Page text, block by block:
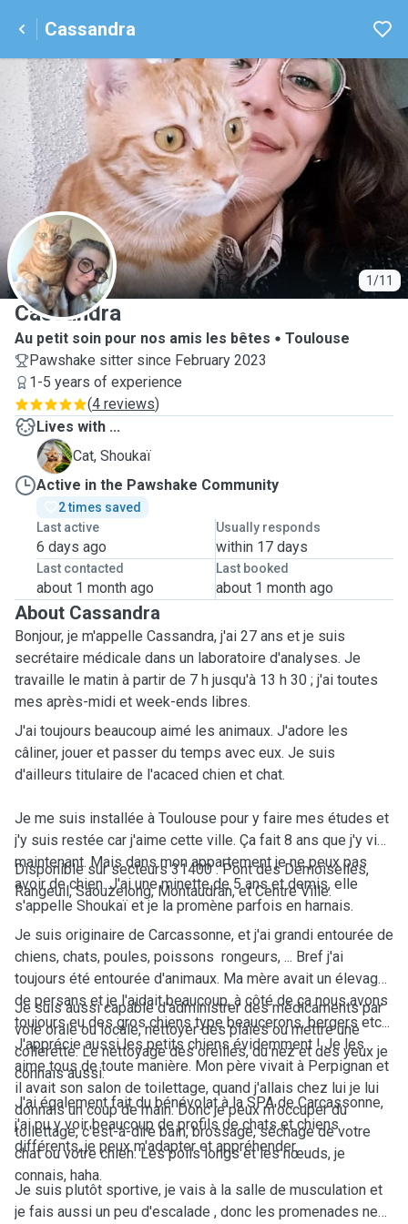
Cassandra
1/11
C
Cassandra
Au petit soin pour nos amis les bêtes
Toulouse
Pawshake sitter since February 2023
1-5 years of experience
(4 reviews)
Lives with ...
S
Cat, Shoukaï
Active in the Pawshake Community
2 times saved
Last active
6 days ago
Usually responds
within 17 days
Last contacted
about 1 month ago
Last booked
about 1 month ago
About Cassandra
Bonjour, je m'appelle Cassandra, j'ai 27 ans et je suis
secrétaire médicale dans un laboratoire d'analyses. Je
travaille le matin à partir de 7 h jusqu'à 13 h 30 ; j'ai toutes
mes après-midi et week-ends libres.
J'ai toujours beaucoup aimé les animaux. J'adore les
câliner, jouer et passer du temps avec eux. Je suis
d'ailleurs titulaire de l'acaced chien et chat.
Je me suis installée à Toulouse pour y faire mes études et
j'y suis restée car j'aime cette ville. Ça fait 8 ans que j'y vis
maintenant. Mais dans mon appartement je ne peux pas
avoir de chien. J'ai une minette de 5 ans et demis, elle
s'appelle Shoukaï et je la promène parfois en harnais.
Disponible sur secteurs 31400 : Pont des Demoiselles,
Rangeuil, Saouzelong, Montaudran, et Centre Ville.
Je suis originaire de Carcassonne, et j'ai grandi entourée de
chiens, chats, poules, poissons rongeurs, ... Bref j'ai
toujours été entourée d'animaux. Ma mère avait un élevage
de persans et je l'aidait beaucoup, à côté de ça nous avons
toujours eu des gros chiens type beaucerons, bergers etc...
J'apprécie aussi les petits chiens évidemment ! Je les
aime tous de toute manière. Mon père vivait à Perpignan et
il avait son salon de toilettage, quand j'allais chez lui je lui
donnais un coup de main. Donc je peux m'occuper du
toilettage, c'est-à-dire bain, brossage, séchage de votre
chat ou votre chien. Les poils longs et les nœuds, je
connais, haha.
Je suis aussi capable d'administrer des médicaments par
voie orale ou locale, nettoyer des plaies ou mettre une
collerette. Le nettoyage des oreilles, du nez et des yeux je
connais aussi.
J'ai également fait du bénévolat à la SPA de Carcassonne,
j'ai pu y voir beaucoup de profils de chats et chiens
différents, je peux m'adapter et appréhender.
Je suis plutôt sportive, je vais à la salle de musculation et
je fais aussi un peu d'escalade , donc les promenades ne